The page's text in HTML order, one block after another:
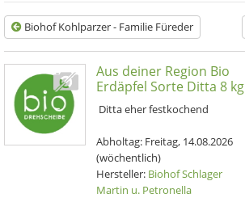
Biohof Kohlparzer - Familie Füreder
Aus deiner Region Bio
Erdäpfel Sorte Ditta 8 kg
Ditta eher festkochend
Abholtag: Freitag, 14.08.2026
(wöchentlich)
Hersteller: Biohof Schlager
Martin u. Petronella